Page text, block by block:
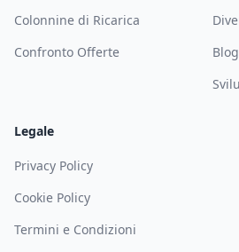
Colonnine di Ricarica
Confronto Offerte
Blog
Legale
Privacy Policy
Cookie Policy
Termini e Condizioni